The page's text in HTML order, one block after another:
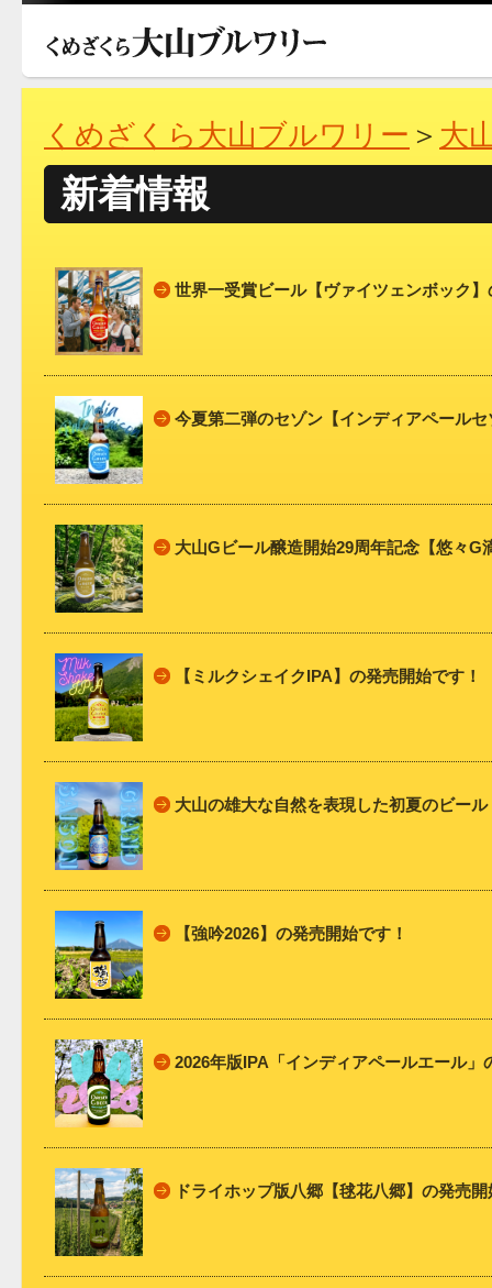
くめざくら大山ブルワリー ＞ 大
新着情報
世界一受賞ビール【ヴァイツェンボック
今夏第二弾のセゾン【インディアペール
大山Gビール醸造開始29周年記念【悠々
【ミルクシェイクIPA】の発売開始です！
大山の雄大な自然を表現した初夏のビー
【強吟2026】の発売開始です！
2026年版IPA「インディアペールエール」
ドライホップ版八郷【毬花八郷】の発売